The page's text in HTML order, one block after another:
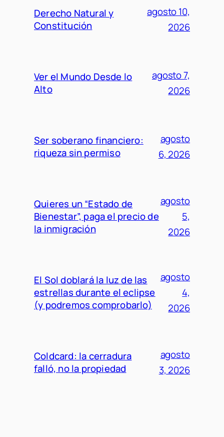
Derecho Natural y
Constitución
agosto 10,
2026
Ver el Mundo Desde lo
Alto
agosto 7,
2026
Ser soberano financiero:
riqueza sin permiso
agosto
6, 2026
Quieres un “Estado de
Bienestar”, paga el precio de
la inmigración
agosto
5,
2026
El Sol doblará la luz de las
estrellas durante el eclipse
(y podremos comprobarlo)
agosto
4,
2026
Coldcard: la cerradura
falló, no la propiedad
agosto
3, 2026